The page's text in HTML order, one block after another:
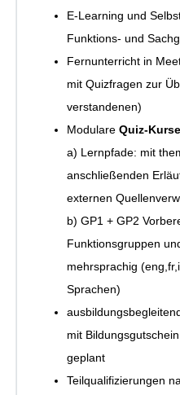
E-Learning und
Funktions- und
Fernunterricht in
mit Quizfragen zur
verstandenen)
Modulare Quiz-Kurse
a) Lernpfade: mit
anschließenden
externen
b) GP1 + GP2
Funktionsgruppen
mehrsprachig
Sprachen)
mit
geplant
Teilqualifizierungen